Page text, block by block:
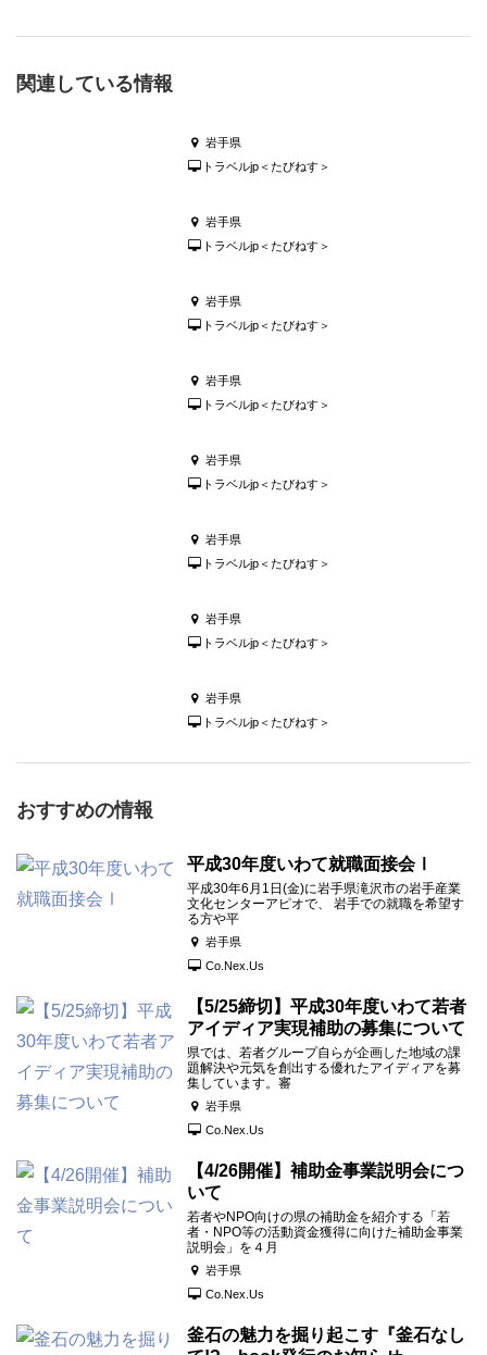
関連している情報
岩手県
トラベルjp＜たびねす＞
岩手県
トラベルjp＜たびねす＞
岩手県
トラベルjp＜たびねす＞
岩手県
トラベルjp＜たびねす＞
岩手県
トラベルjp＜たびねす＞
岩手県
トラベルjp＜たびねす＞
岩手県
トラベルjp＜たびねす＞
岩手県
トラベルjp＜たびねす＞
おすすめの情報
平成30年度いわて就職面接会Ⅰ
平成30年6月1日(金)に岩手県滝沢市の岩手産業
文化センターアピオで、 岩手での就職を希望す
る方や平
岩手県
Co.Nex.Us
【5/25締切】平成30年度いわて若者
アイディア実現補助の募集について
県では、若者グループ自らが企画した地域の課
題解決や元気を創出する優れたアイディアを募
集しています。審
岩手県
Co.Nex.Us
【4/26開催】補助金事業説明会につ
いて
若者やNPO向けの県の補助金を紹介する「若
者・NPO等の活動資金獲得に向けた補助金事業
説明会」を４月
岩手県
Co.Nex.Us
釜石の魅力を掘り起こす『釜石なし